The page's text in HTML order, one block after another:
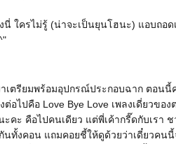
นี่ ใครไม่รู้ (น่าจะเป็นยุนโฮนะ) แอบถ
เตรียมพร้อมอุปกรณ์ประกอบฉาก ตอน
อไปคือ Love Bye Love เพลงเดี่ยวขอ
คะ คือไปคนเดียว แต่พี่เค้ากรี๊ดกับเรา
นทั้งคอน แถมคอยชี้ให้ดูด้วยว่าเดี๋ยวคน